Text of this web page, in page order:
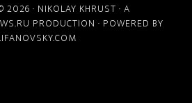
2026 · NIKOLAY KHRUST · A
PRODUCTION · POWERED BY